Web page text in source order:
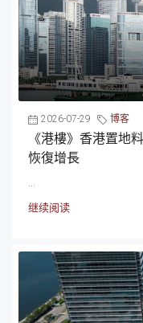
2026-07-29 博客
《港樓》香港置地
恢復增長
...
继续阅读